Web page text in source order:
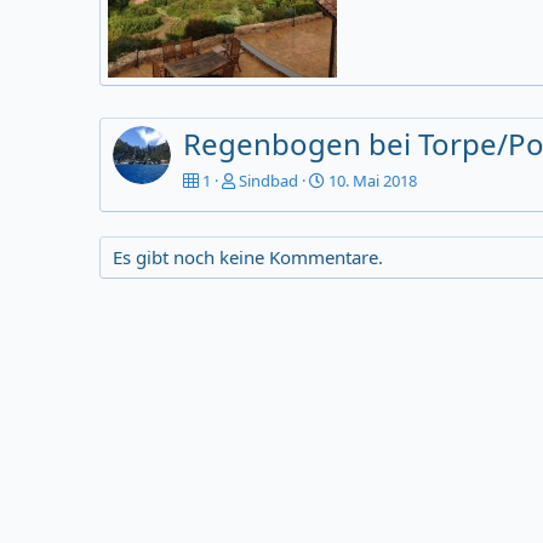
Regenbogen bei Torpe
2
Regenbogen bei Torpe/
1 Sindbad 10. Mai 2018
Es gibt noch keine Kommentare.